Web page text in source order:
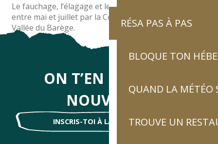
RÉSA PAS À PAS
BLOQUE TON
QUAND LA MÉTÉO
TROUVE UN
Le fauchage, l’élagage et le marquage sont assurés
entre mai et juillet par la Commission Syndicale de la
Vallée du Barège.
ON T’EN DIRA DES
NOUVELLES
INSCRIS-TOI À LA NEWSLETTER !